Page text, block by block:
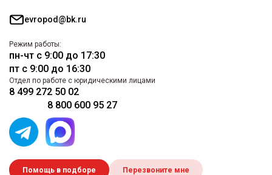
evropod@bk.ru
Режим работы:
пн-чт с 9:00 до 17:30
пт с 9:00 до 16:30
Отдел по работе с юридическими лицами
8 499 272 50 02
8 800 600 95 27
Помощь в подборе Перезвоните мне